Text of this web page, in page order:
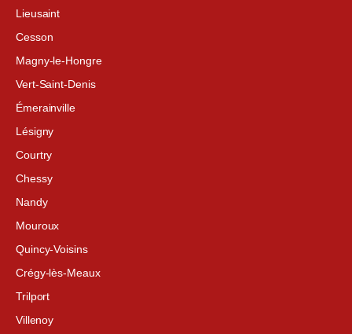
Lieusaint
Cesson
Magny-le-Hongre
Vert-Saint-Denis
Émerainville
Lésigny
Courtry
Chessy
Nandy
Mouroux
Quincy-Voisins
Crégy-lès-Meaux
Trilport
Villenoy